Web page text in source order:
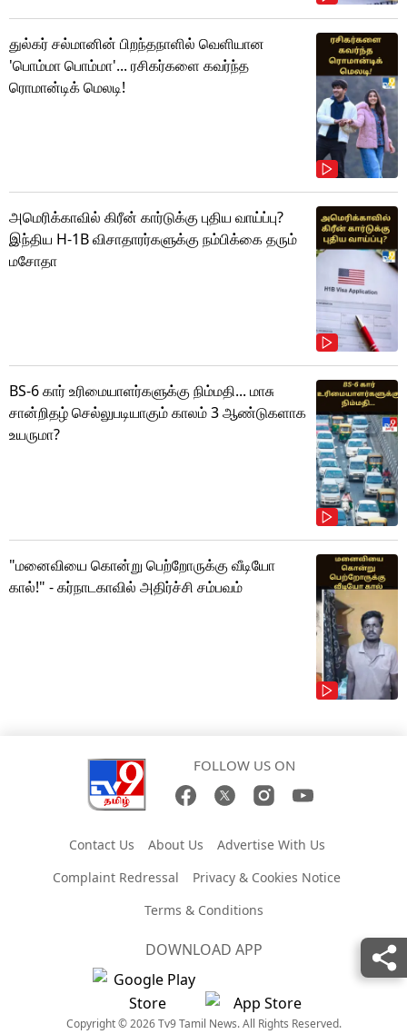
துல்கர் சல்மானின் பிறந்தநாளில் வெளியான
'பொம்மா பொம்மா'... ரசிகர்களை கவர்ந்த
ரொமான்டிக் மெலடி!
அமெரிக்காவில் கிரீன் கார்டுக்கு புதிய வாய்ப்பு?
இந்திய H-1B விசாதாரர்களுக்கு நம்பிக்கை தரும்
மசோதா
BS-6 கார் உரிமையாளர்களுக்கு நிம்மதி... மாசு
சான்றிதழ் செல்லுபடியாகும் காலம் 3 ஆண்டுகளாக
உயருமா?
"மனைவியை கொன்று பெற்றோருக்கு வீடியோ
கால்!" - கர்நாடகாவில் அதிர்ச்சி சம்பவம்
FOLLOW US ON
Contact Us About Us
Advertise With Us
Complaint Redressal
Privacy & Cookies Notice
Terms & Conditions
DOWNLOAD APP
Copyright © 2026 Tv9 Tamil News. All Rights Reserved.